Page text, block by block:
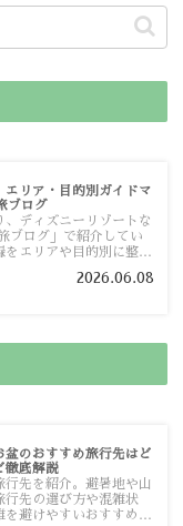
エリア・目的別ガイドマ
ブログ
ディズニーリゾートな
ブログ」で紹介してい
をエリアや目的別に整理
ズに見つけていただけま
2026.06.08
盆のおすすめ旅行先はど
徹底解説
先を紹介。避暑地や山
行先の選び方や混雑状
を避けやすいおすすめス